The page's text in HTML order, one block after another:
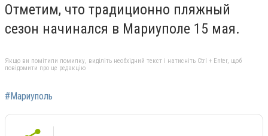
Отметим, что традиционно пляжный
сезон начинался в Мариуполе 15 мая.
Якщо ви помітили помилку, виділіть необхідний текст і натисніть Ctrl + Enter, щоб
повідомити про це редакцію
#Мариуполь